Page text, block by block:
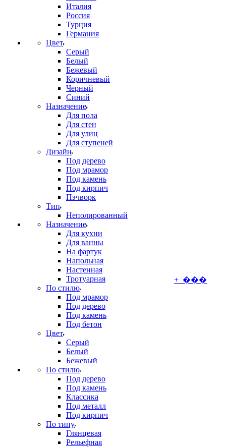
Италия
Россия
Турция
Германия
Цвет
Серый
Белый
Бежевый
Коричневый
Черный
Синий
Назначение
Для пола
Для стен
Для улиц
Для ступеней
Дизайн
Под дерево
Под мрамор
Под камень
Под кирпич
Пэчворк
Тип
Неполированный
Назначение
Для кухни
Для ванны
На фартук
Напольная
Настенная
Тротуарная
По стилю
Под мрамор
Под дерево
Под камень
Под бетон
Цвет
Серый
Белый
Бежевый
По стилю
Под дерево
Под камень
Классика
Под металл
Под кирпич
По типу
Глянцевая
Рельефная
+ ���